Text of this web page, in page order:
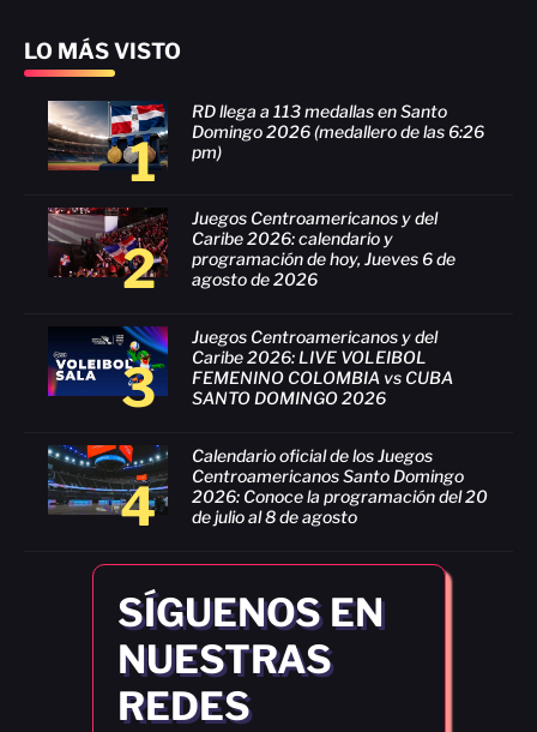
LO MÁS VISTO
1
RD llega a 113 medallas en Santo
Domingo 2026 (medallero de las 6:26
pm)
2
Juegos Centroamericanos y del
Caribe 2026: calendario y
programación de hoy, Jueves 6 de
agosto de 2026
3
Juegos Centroamericanos y del
Caribe 2026: LIVE VOLEIBOL
FEMENINO COLOMBIA vs CUBA
SANTO DOMINGO 2026
4
Calendario oficial de los Juegos
Centroamericanos Santo Domingo
2026: Conoce la programación del 20
de julio al 8 de agosto
SÍGUENOS EN
NUESTRAS
REDES